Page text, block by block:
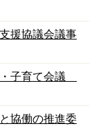
援協議会議事
子育て会議
協働の推進委